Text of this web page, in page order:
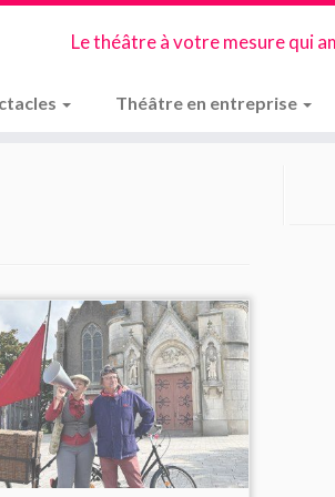
Le théâtre à votre mesure qui
Théâtre en entreprise